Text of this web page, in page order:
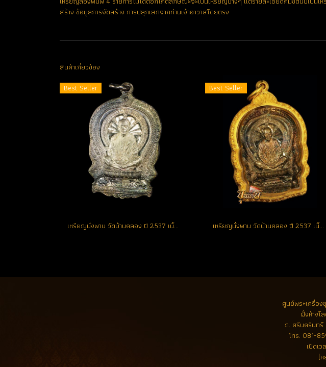
สร้าง ข้อมูลการจัดสร้าง การปลุกเสกจากท่านเจ้าอาวาสโดยตรง
สินค้าเกี่ยวข้อง
Best Seller
เหรียญนั่งพาน วัดบ้านคลอง ปี 2537 เนื้อเงิน หมายเลข 326 สวยแท้ ผิวเดิมๆ จมูกโด่ง **พระคัดสวย** (ขายแล้ว)
Best Seller
เหรียญนั่งพาน วัดบ้านคลอง ปี 2537 เนื้อเงิน หมายเลข 434 สวยเดิม ผิวเทพ จมูกโด่ง **พระคัดสวย** (ขายแล้ว)
ศูนย์พระเครื่อง
ฝั่งห้างโ
ถ. ศรีนครินทร์
โทร. 081-
เปิดเ
(